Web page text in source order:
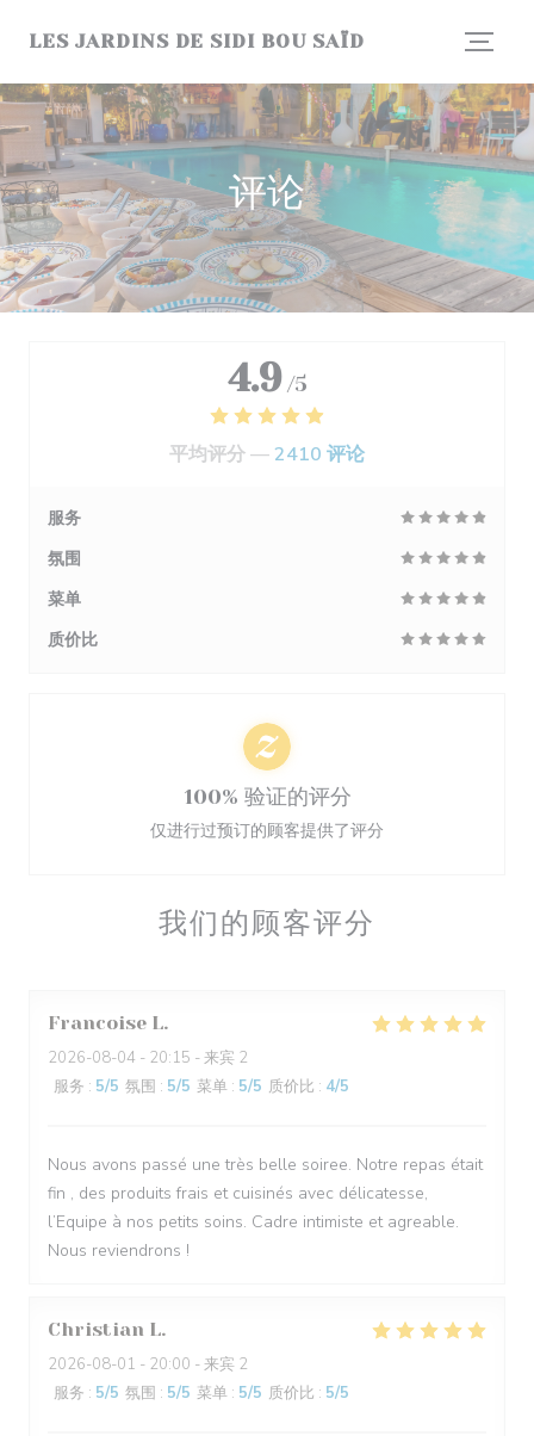
LES JARDINS DE SIDI BOU SAÏD
评论
我们的顾客评分
Francoise L
2026-08-04 - 20:15 - 来宾 2
服务 : 5/5 氛围 : 5/5 菜单 : 5/5 质价比 : 4/5
Nous avons passé une très belle soiree. Notre repas était
fin , des produits frais et cuisinés avec délicatesse,
l’Equipe à nos petits soins. Cadre intimiste et agreable.
Nous reviendrons !
Christian L
2026-08-01 - 20:00 - 来宾 2
服务 : 5/5 氛围 : 5/5 菜单 : 5/5 质价比 : 5/5
4.9 /5
平均评分 —2410 评论
服务
氛围
菜单
质价比
100% 验证的评分
仅进行过预订的顾客提供了评分